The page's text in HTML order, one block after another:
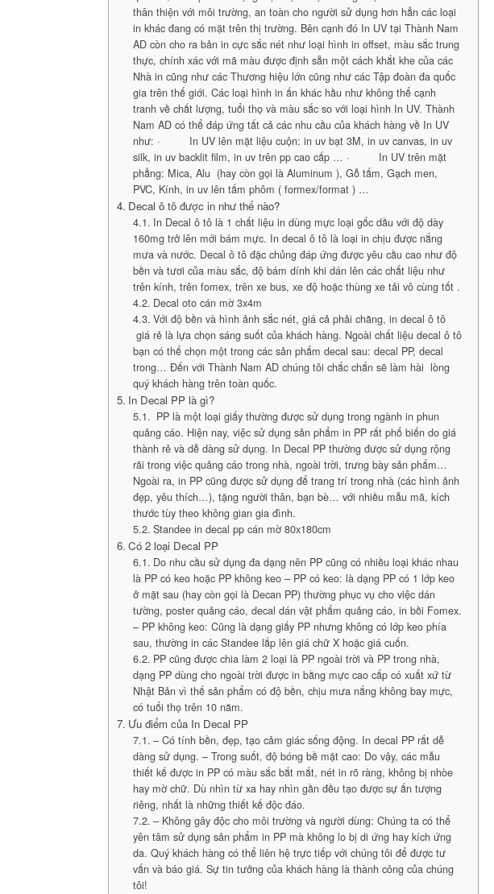
thân thiện với môi trường, an toàn cho người sử dụng hơn hẳn các loại
in khác đang có mặt trên thị trường. Bên cạnh đó In UV tại Thành Nam
AD còn cho ra bản in cực sắc nét như loại hình in offset, màu sắc trung
thực, chính xác với mã màu được định sẵn một cách khắt khe của các
Nhà in cũng như các Thương hiệu lớn cũng như các Tập đoàn đa quốc
gia trên thế giới. Các loại hình in ấn khác hầu như không thể cạnh
tranh về chất lượng, tuổi thọ và màu sắc so với loại hình In UV. Thành
Nam AD có thể đáp ứng tất cả các nhu cầu của khách hàng về In UV
như: · In UV lên mặt liệu cuộn: in uv bạt 3M, in uv canvas, in uv
silk, in uv backlit film, in uv trên pp cao cấp … · In UV trên mặt
phẳng: Mica, Alu (hay còn gọi là Aluminum ), Gỗ tấm, Gạch men,
PVC, Kính, in uv lên tấm phôm ( formex/format ) …
Decal ô tô được in như thế nào?
In Decal ô tô là 1 chất liệu in dùng mực loại gốc dầu với độ dày
160mg trở lên mới bám mực. In decal ô tô là loại in chịu được nắng
mưa và nước. Decal ô tô đặc chủng đáp ứng được yêu cầu cao như độ
bền và tươi của màu sắc, độ bám dính khi dán lên các chất liệu như
trên kính, trên fomex, trên xe bus, xe độ hoặc thùng xe tải vô cùng tốt .
Decal oto cán mờ 3x4m
Với độ bền và hình ảnh sắc nét, giá cả phải chăng, in decal ô tô
giá rẻ là lựa chọn sáng suốt của khách hàng. Ngoài chất liệu decal ô tô
bạn có thể chọn một trong các sản phẩm decal sau: decal PP, decal
trong… Đến với Thành Nam AD chúng tôi chắc chắn sẽ làm hài lòng
quý khách hàng trên toàn quốc.
In Decal PP là gì?
PP là một loại giấy thường được sử dụng trong ngành in phun
quảng cáo. Hiện nay, việc sử dụng sản phẩm in PP rất phổ biến do giá
thành rẻ và dễ dàng sử dụng. In Decal PP thường được sử dụng rộng
rãi trong việc quảng cáo trong nhà, ngoài trời, trưng bày sản phẩm…
Ngoài ra, in PP cũng được sử dụng để trang trí trong nhà (các hình ảnh
đẹp, yêu thích…), tặng người thân, bạn bè… với nhiều mẫu mã, kích
thước tùy theo không gian gia đình.
Standee in decal pp cán mờ 80x180cm
Có 2 loại Decal PP
Do nhu cầu sử dụng đa dạng nên PP cũng có nhiều loại khác nhau
là PP có keo hoặc PP không keo – PP có keo: là dạng PP có 1 lớp keo
ở mặt sau (hay còn gọi là Decan PP) thường phục vụ cho việc dán
tường, poster quảng cáo, decal dán vật phẩm quảng cáo, in bồi Fomex.
– PP không keo: Cũng là dạng giấy PP nhưng không có lớp keo phía
sau, thường in các Standee lắp lên giá chữ X hoặc giá cuốn.
PP cũng được chia làm 2 loại là PP ngoài trời và PP trong nhà,
dạng PP dùng cho ngoài trời được in bằng mực cao cấp có xuất xứ từ
Nhật Bản vì thế sản phẩm có độ bền, chịu mưa nắng không bay mực,
có tuổi thọ trên 10 năm.
Ưu điểm của In Decal PP
– Có tính bền, đẹp, tạo cảm giác sống động. In decal PP rất dễ
dàng sử dụng. – Trong suốt, độ bóng bề mặt cao: Do vậy, các mẫu
thiết kế được in PP có màu sắc bắt mắt, nét in rõ ràng, không bị nhòe
hay mờ chữ. Dù nhìn từ xa hay nhìn gần đều tạo được sự ấn tượng
riêng, nhất là những thiết kế độc đáo.
– Không gây độc cho môi trường và người dùng: Chúng ta có thể
yên tâm sử dụng sản phẩm in PP mà không lo bị di ứng hay kích ứng
da. Quý khách hàng có thể liên hệ trực tiếp với chúng tôi để được tư
vấn và báo giá. Sự tin tưởng của khách hàng là thành công của chúng
tôi!